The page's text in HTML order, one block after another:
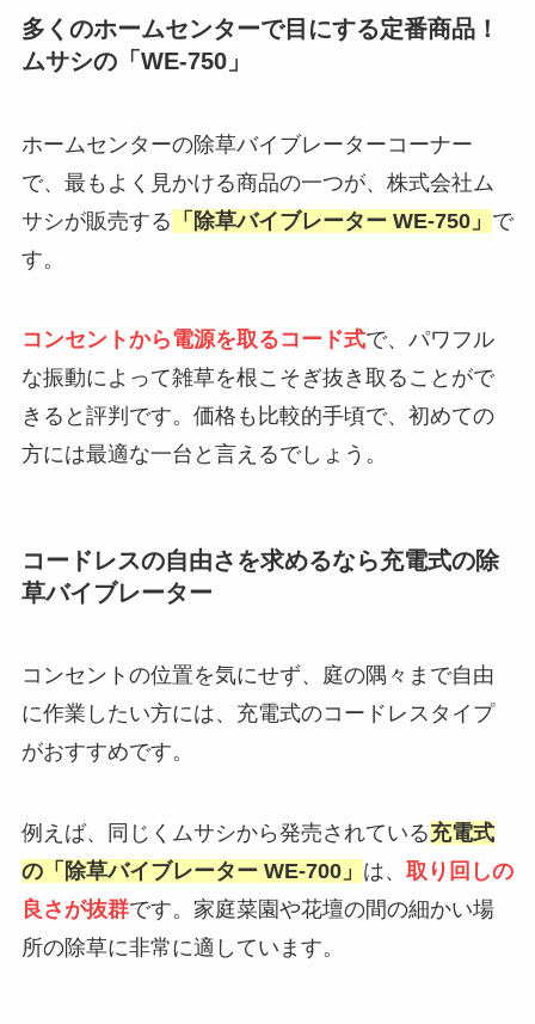
多くのホームセンターで目にする定番商品！
ムサシの「WE-750」
ホームセンターの除草バイブレーターコーナー
で、最もよく見かける商品の一つが、株式会社ム
サシが販売する 「除草バイブレーター WE-750」 で
す。
コンセントから電源を取るコード式で、パワフル
な振動によって雑草を根こそぎ抜き取ることがで
きると評判です。価格も比較的手頃で、初めての
方には最適な一台と言えるでしょう。
コードレスの自由さを求めるなら充電式の除
草バイブレーター
コンセントの位置を気にせず、庭の隅々まで自由
に作業したい方には、充電式のコードレスタイプ
がおすすめです。
例えば、同じくムサシから発売されている充電式
の「除草バイブレーター WE-700」 は、 取り回しの
良さが抜群です。家庭菜園や花壇の間の細かい場
所の除草に非常に適しています。